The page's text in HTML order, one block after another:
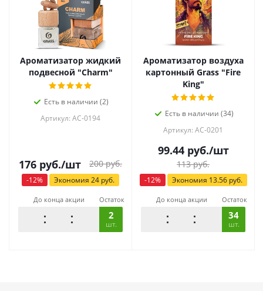
Ароматизатор жидкий
подвесной "Charm"
Есть в наличии (2)
Артикул: AC-0194
176 руб./шт 200руб.
-12% Экономия 24 руб.
До конца акции Остаток
2
шт.
Ароматизатор воздуха
картонный Grass "Fire
King"
Есть в наличии (34)
Артикул: AC-0201
99.44руб./шт
113руб.
-12% Экономия 13.56руб.
До конца акции Остаток
34
шт.